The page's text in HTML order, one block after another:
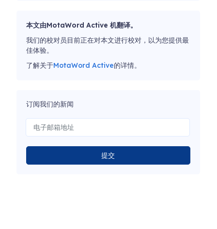
本文由MotaWord Active 机翻译。
我们的校对员目前正在对本文进行校对，以为您提供最
佳体验。
了解关于MotaWord Active的详情。
订阅我们的新闻
提交